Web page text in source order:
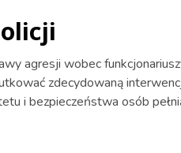
agresji wobec
zdecydowaną
i bezpieczeństwa osób